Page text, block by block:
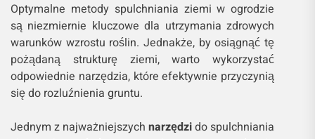
Optymalne metody spulchniania ziemi w ogrodzie
są niezmiernie kluczowe dla utrzymania zdrowych
warunków wzrostu roślin. Jednakże, by osiągnąć tę
pożądaną strukturę ziemi, warto wykorzystać
odpowiednie narzędzia, które efektywnie przyczynią
się do rozluźnienia gruntu.
Jednym z najważniejszychnarzędzido spulchniania